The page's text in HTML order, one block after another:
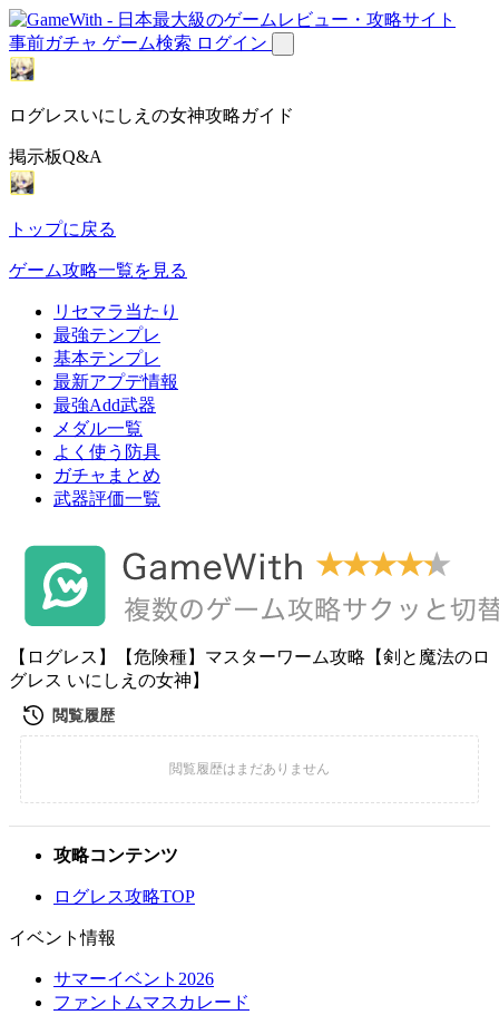
事前ガチャ ゲーム検索 ログイン
ログレスいにしえの女神攻略ガイド
掲示板Q&A
トップに戻る
ゲーム攻略一覧を見る
リセマラ当たり
最強テンプレ
基本テンプレ
最新アプデ情報
最強Add武器
メダル一覧
よく使う防具
ガチャまとめ
武器評価一覧
【ログレス】【危険種】マスターワーム攻略【剣と魔法のロ
グレス いにしえの女神】
攻略コンテンツ
ログレス攻略TOP
イベント情報
サマーイベント2026
ファントムマスカレード